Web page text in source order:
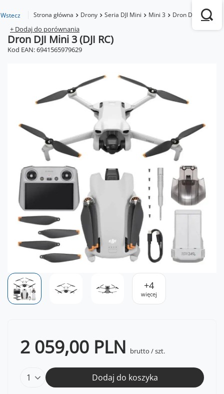
Wstecz Strona główna Drony Seria DJI Mini Mini 3 Dron DJI Mini 3
+ Dodaj do porównania
Dron DJI Mini 3 (DJI RC)
Kod EAN: 6941565979629
+4
więcej
2 059,00 PLN brutto /szt.
Dodaj do koszyka